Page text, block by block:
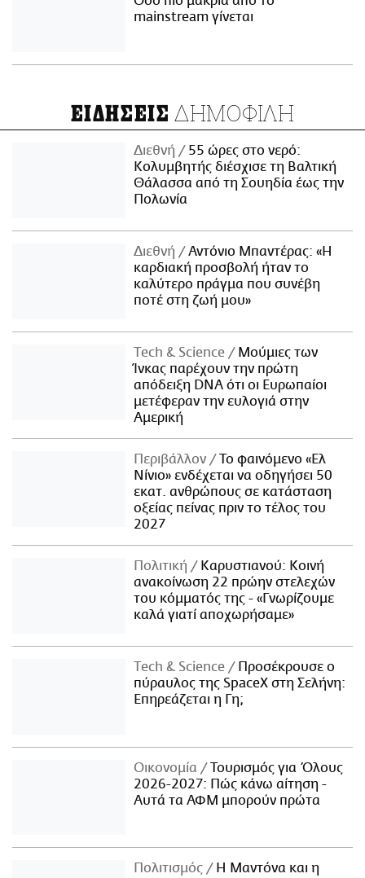
mainstream γίνεται
ΕΙΔΗΣΕΙΣ ΔΗΜΟΦΙΛΗ
Διεθνή
55 ώρες στο νερό:
Κολυμβητής διέσχισε τη Βαλτική
Θάλασσα από τη Σουηδία έως την
Πολωνία
Διεθνή
Αντόνιο Μπαντέρας: «Η
καρδιακή προσβολή ήταν το
καλύτερο πράγμα που συνέβη
ποτέ στη ζωή μου»
Τech & Science
Μούμιες των
Ίνκας παρέχουν την πρώτη
απόδειξη DNA ότι οι Ευρωπαίοι
μετέφεραν την ευλογιά στην
Αμερική
Περιβάλλον
Το φαινόμενο «Ελ
Νίνιο» ενδέχεται να οδηγήσει 50
εκατ. ανθρώπους σε κατάσταση
οξείας πείνας πριν το τέλος του
2027
Πολιτική
Καρυστιανού: Κοινή
ανακοίνωση 22 πρώην στελεχών
του κόμματός της - «Γνωρίζουμε
καλά γιατί αποχωρήσαμε»
Τech & Science
Προσέκρουσε ο
πύραυλος της SpaceX στη Σελήνη:
Επηρεάζεται η Γη;
Οικονομία
Τουρισμός για Όλους
2026-2027: Πώς κάνω αίτηση -
Αυτά τα ΑΦΜ μπορούν πρώτα
Πολιτισμός
Η Μαντόνα και η